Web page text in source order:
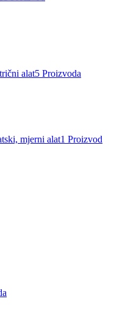
alat5 Proizvoda
mjerni alat1 Proizvod